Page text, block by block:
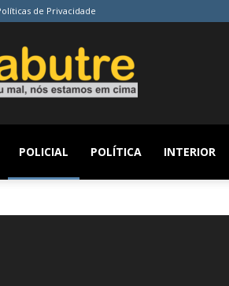
de Privacidade
O
POLICIAL POLÍTICA INTERIOR